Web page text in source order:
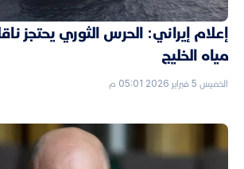
إعلام إيراني: الحرس الثوري يحتجز
مياه الخليج
الخميس 5 فبراير 2026 05:01 م